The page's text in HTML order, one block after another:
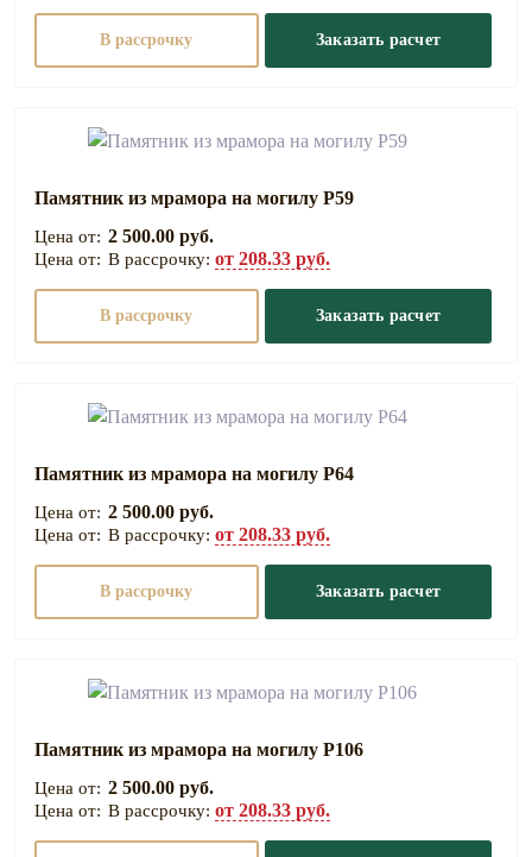
В рассрочку Заказать расчет
Памятник из мрамора на могилу Р59
2 500.00 руб.
В рассрочку: от 208.33 руб.
В рассрочку Заказать расчет
Памятник из мрамора на могилу Р64
2 500.00 руб.
В рассрочку: от 208.33 руб.
В рассрочку Заказать расчет
Памятник из мрамора на могилу Р106
2 500.00 руб.
В рассрочку: от 208.33 руб.